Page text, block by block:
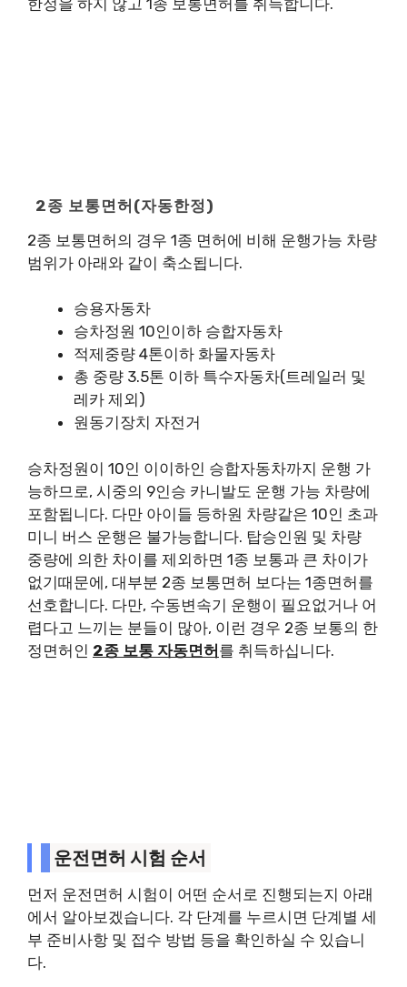
2종 보통면허(자동한정)
2종 보통면허의 경우 1종 면허에 비해 운행가능 차량
범위가 아래와 같이 축소됩니다.
승용자동차
승차정원 10인이하 승합자동차
적제중량 4톤이하 화물자동차
총 중량 3.5톤 이하 특수자동차(트레일러 및
레카 제외)
원동기장치 자전거
승차정원이 10인 이이하인 승합자동차까지 운행 가
능하므로, 시중의 9인승 카니발도 운행 가능 차량에
포함됩니다. 다만 아이들 등하원 차량같은 10인 초과
미니 버스 운행은 불가능합니다. 탑승인원 및 차량
중량에 의한 차이를 제외하면 1종 보통과 큰 차이가
없기때문에, 대부분 2종 보통면허 보다는 1종면허를
선호합니다. 다만, 수동변속기 운행이 필요없거나 어
렵다고 느끼는 분들이 많아, 이런 경우 2종 보통의 한
정면허인 2종 보통 자동면허를 취득하십니다.
운전면허 시험 순서
먼저 운전면허 시험이 어떤 순서로 진행되는지 아래
에서 알아보겠습니다. 각 단계를 누르시면 단계별 세
부 준비사항 및 접수 방법 등을 확인하실 수 있습니
다.